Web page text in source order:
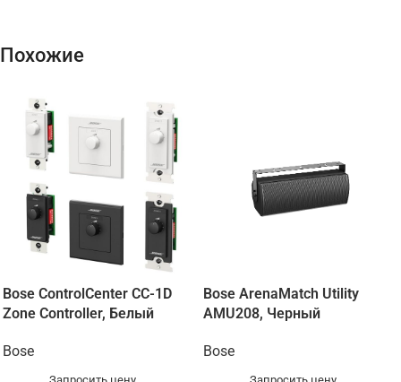
Похожие
Bose ControlCenter CC-1D
Zone Controller, Белый
Bose
Bose ArenaMatch Utility
AMU208, Черный
Bose